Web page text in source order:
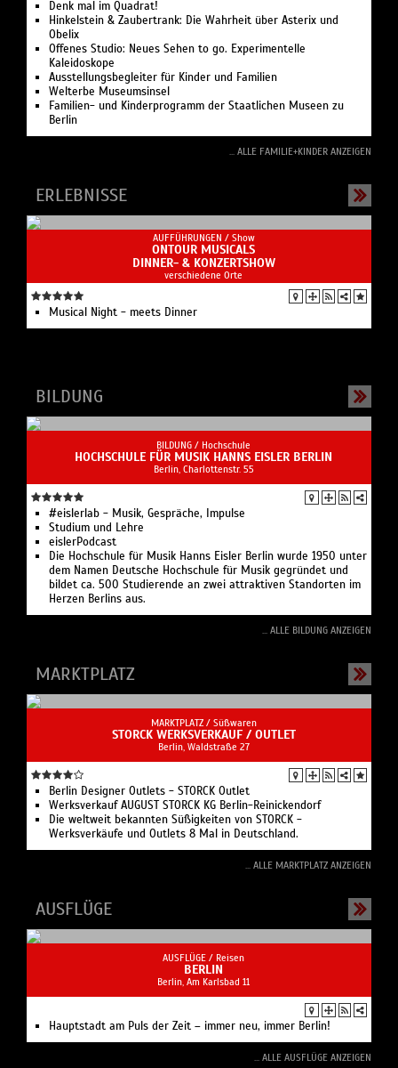
Götter, Helden und Geheimnisse!
Denk mal im Quadrat!
Hinkelstein & Zaubertrank: Die Wahrheit über Asterix und
Obelix
Offenes Studio: Neues Sehen to go. Experimentelle
Kaleidoskope
Ausstellungsbegleiter für Kinder und Familien
Welterbe Museumsinsel
Familien- und Kinderprogramm der Staatlichen Museen zu
Berlin
AUFFÜHRUNGEN /Show
ONTOUR MUSICALS
DINNER- & KONZERTSHOW
Musical Night - meets Dinner
BILDUNG /Hochschule
HOCHSCHULE FÜR MUSIK HANNS EISLER BERLIN
Berlin, Charlottenstr. 55
#eislerlab - Musik, Gespräche, Impulse
Studium und Lehre
eislerPodcast
Die Hochschule für Musik Hanns Eisler Berlin wurde 1950 unter
dem Namen Deutsche Hochschule für Musik gegründet und
bildet ca. 500 Studierende an zwei attraktiven Standorten im
Herzen Berlins aus.
MARKTPLATZ /Süßwaren
STORCK WERKSVERKAUF / OUTLET
Berlin, Waldstraße 27
Berlin Designer Outlets - STORCK Outlet
Werksverkauf AUGUST STORCK KG Berlin-Reinickendorf
Die weltweit bekannten Süßigkeiten von STORCK -
Werksverkäufe und Outlets 8 Mal in Deutschland.
AUSFLÜGE /Reisen
BERLIN
Berlin, Am Karlsbad 11
Hauptstadt am Puls der Zeit – immer neu, immer Berlin!